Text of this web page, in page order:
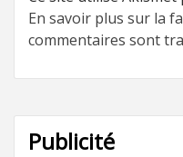
En savoir plus sur la
commentaires sont
Publicité